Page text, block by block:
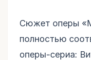
Сюжет оперы
полностью
оперы-сериа: